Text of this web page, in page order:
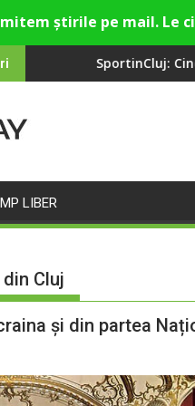
Cine este
LIBER
Cluj
și din partea